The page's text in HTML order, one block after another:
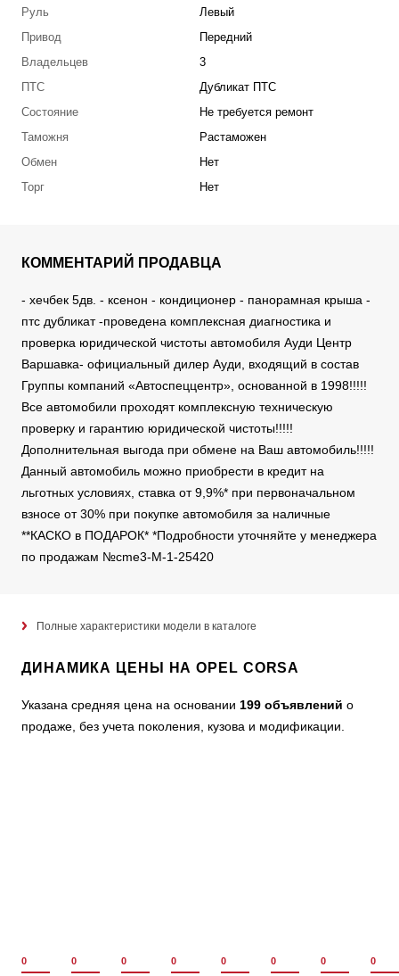
Руль
Левый
Привод
Передний
Владельцев
3
ПТС
Дубликат ПТС
Состояние
Не требуется ремонт
Таможня
Растаможен
Обмен
Нет
Торг
Нет
КОММЕНТАРИЙ ПРОДАВЦА
- хечбек 5дв. - ксенон - кондиционер - панорамная крыша -
птс дубликат -проведена комплексная диагностика и
проверка юридической чистоты автомобиля Ауди Центр
Варшавка- официальный дилер Ауди, входящий в состав
Группы компаний «Автоспеццентр», основанной в 1998!!!!!
Все автомобили проходят комплексную техническую
проверку и гарантию юридической чистоты!!!!!
Дополнительная выгода при обмене на Ваш автомобиль!!!!!
Данный автомобиль можно приобрести в кредит на
льготных условиях, ставка от 9,9%* при первоначальном
взносе от 30% при покупке автомобиля за наличные
**КАСКО в ПОДАРОК* *Подробности уточняйте у менеджера
по продажам №cme3-M-1-25420
Полные характеристики модели в каталоге
ДИНАМИКА ЦЕНЫ НА OPEL CORSA
Указана средняя цена на основании 199 объявлений о
продаже, без учета поколения, кузова и модификации.
0 0 0 0 0 0 0 0